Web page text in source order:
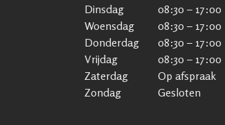
Dinsdag
08:30 – 17:00
Woensdag
08:30 – 17:00
Donderdag
08:30 – 17:00
Vrijdag
08:30 – 17:00
Zaterdag
Op afspraak
Zondag
Gesloten